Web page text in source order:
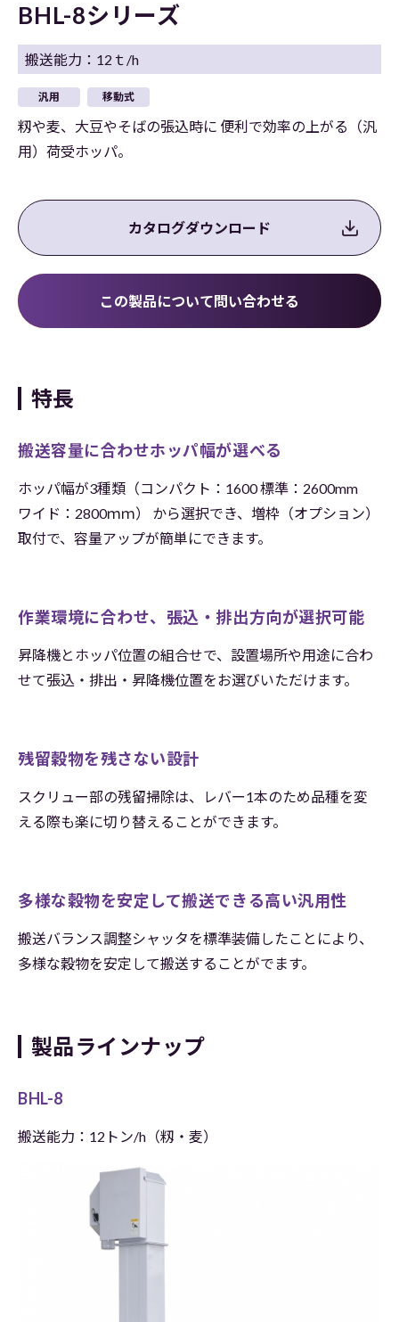
BHL-8シリーズ
搬送能力：12ｔ/h
汎用 移動式
籾や麦、大豆やそばの張込時に 便利で効率の上がる（汎
用）荷受ホッパ。
カタログダウンロード
この製品について問い合わせる
特長
搬送容量に合わせホッパ幅が選べる
ホッパ幅が3種類（コンパクト：1600 標準：2600mm
ワイド：2800ｍｍ） から選択でき、増枠（オプション）
取付で、容量アップが簡単にできます。
作業環境に合わせ、張込・排出方向が選択可能
昇降機とホッパ位置の組合せで、設置場所や用途に合わ
せて張込・排出・昇降機位置をお選びいただけます。
残留穀物を残さない設計
スクリュー部の残留掃除は、レバー1本のため品種を変
える際も楽に切り替えることができます。
多様な穀物を安定して搬送できる高い汎用性
搬送バランス調整シャッタを標準装備したことにより、
多様な穀物を安定して搬送することがでます。
製品ラインナップ
BHL-8
搬送能力：12トン/h（籾・麦）